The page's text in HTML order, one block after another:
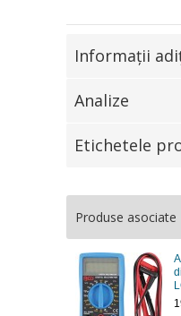
Informaţii
Analize
Etichetele
Produse asociate